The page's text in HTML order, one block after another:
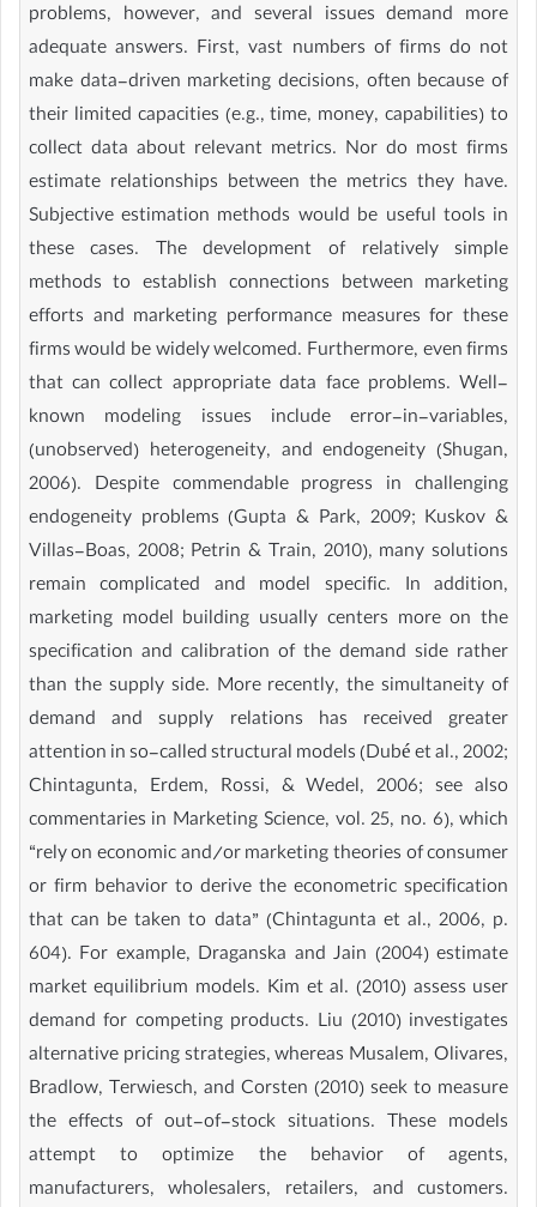
problems, however, and several issues demand more
adequate answers. First, vast numbers of firms do not
make data-driven marketing decisions, often because of
their limited capacities (e.g., time, money, capabilities) to
collect data about relevant metrics. Nor do most firms
estimate relationships between the metrics they have.
Subjective estimation methods would be useful tools in
these cases. The development of relatively simple
methods to establish connections between marketing
efforts and marketing performance measures for these
firms would be widely welcomed. Furthermore, even firms
that can collect appropriate data face problems. Well-
known modeling issues include error-in-variables,
(unobserved) heterogeneity, and endogeneity (Shugan,
2006). Despite commendable progress in challenging
endogeneity problems (Gupta & Park, 2009; Kuskov &
Villas-Boas, 2008; Petrin & Train, 2010), many solutions
remain complicated and model specific. In addition,
marketing model building usually centers more on the
specification and calibration of the demand side rather
than the supply side. More recently, the simultaneity of
demand and supply relations has received greater
attention in so-called structural models (Dubé et al., 2002;
Chintagunta, Erdem, Rossi, & Wedel, 2006; see also
commentaries in Marketing Science, vol. 25, no. 6), which
“rely on economic and/or marketing theories of consumer
or firm behavior to derive the econometric specification
that can be taken to data” (Chintagunta et al., 2006, p.
604). For example, Draganska and Jain (2004) estimate
market equilibrium models. Kim et al. (2010) assess user
demand for competing products. Liu (2010) investigates
alternative pricing strategies, whereas Musalem, Olivares,
Bradlow, Terwiesch, and Corsten (2010) seek to measure
the effects of out-of-stock situations. These models
attempt to optimize the behavior of agents,
manufacturers, wholesalers, retailers, and customers.